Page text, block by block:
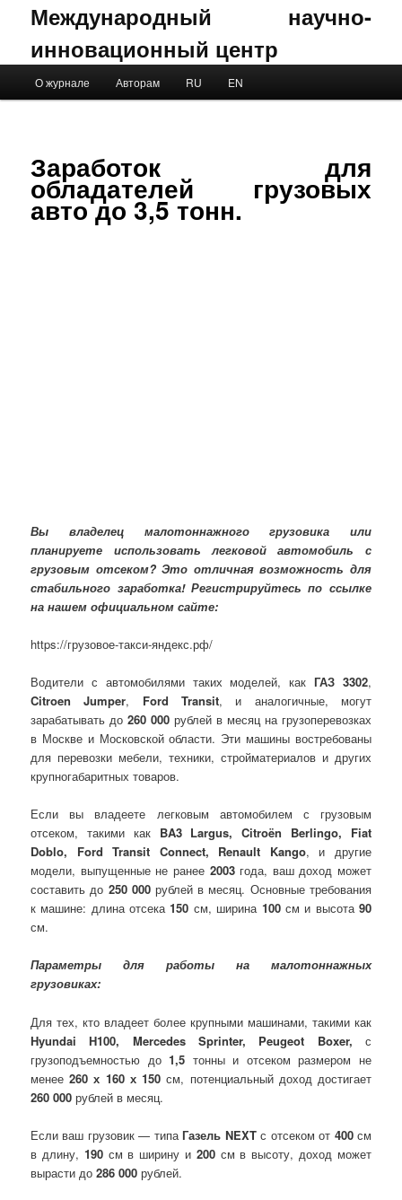
Международный научно-
инновационный центр
Skip to primary content
Skip to secondary content
О журнале Авторам RU EN
Заработок для
обладателей грузовых
авто до 3,5 тонн.
Вы владелец малотоннажного грузовика или
планируете использовать легковой автомобиль с
грузовым отсеком? Это отличная возможность для
стабильного заработка! Регистрируйтесь по ссылке
на нашем официальном сайте:
https://грузовое-такси-яндекс.рф/
Водители с автомобилями таких моделей, какГАЗ 3302,
Citroen Jumper, Ford Transit, и аналогичные, могут
зарабатывать до260 000 рублей в месяц на грузоперевозках
в Москве и Московской области. Эти машины востребованы
для перевозки мебели, техники, стройматериалов и других
крупногабаритных товаров.
Если вы владеете легковым автомобилем с грузовым
отсеком, такими как BA3 Largus, Citroën Berlingo, Fiat
Doblo, Ford Transit Connect, Renault Kango, и другие
модели, выпущенные не ранее 2003года, ваш доход может
составить до 250 000рублей в месяц. Основные требования
к машине: длина отсека150 см, ширина 100см и высота 90
см.
Параметры для работы на малотоннажных
грузовиках:
Для тех, кто владеет более крупными машинами, такими как
Hyundai
H100, Mercedes Sprinter, Peugeot Boxer, с
грузоподъемностью до1,5 тонны и отсеком размером не
менее260 х 160 х 150 см, потенциальный доход достигает
260 000 рублей в месяц.
Если ваш грузовик — типаГазель NEXTс отсеком от 400см
в длину, 190см в ширину и 200см в высоту, доход может
вырасти до286 000 рублей.